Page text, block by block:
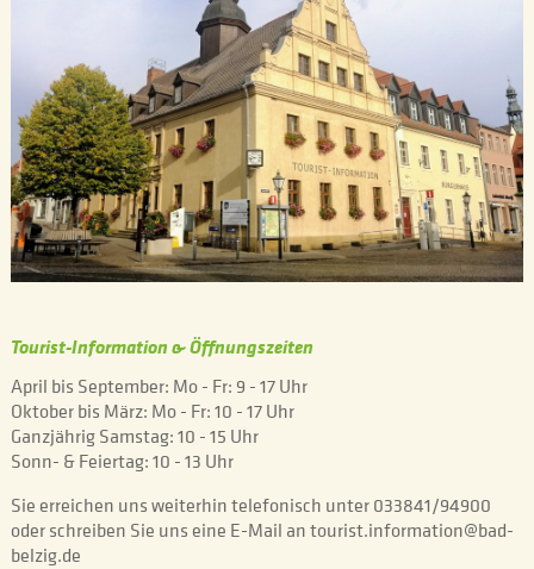
Tourist-Information & Öffnungszeiten
April bis September: Mo - Fr: 9 - 17 Uhr
Oktober bis März: Mo - Fr: 10 - 17 Uhr
Ganzjährig Samstag: 10 - 15 Uhr
Sonn- & Feiertag: 10 - 13 Uhr
Sie erreichen uns weiterhin telefonisch unter 033841/94900
oder schreiben Sie uns eine E-Mail an tourist.information@bad-
belzig.de